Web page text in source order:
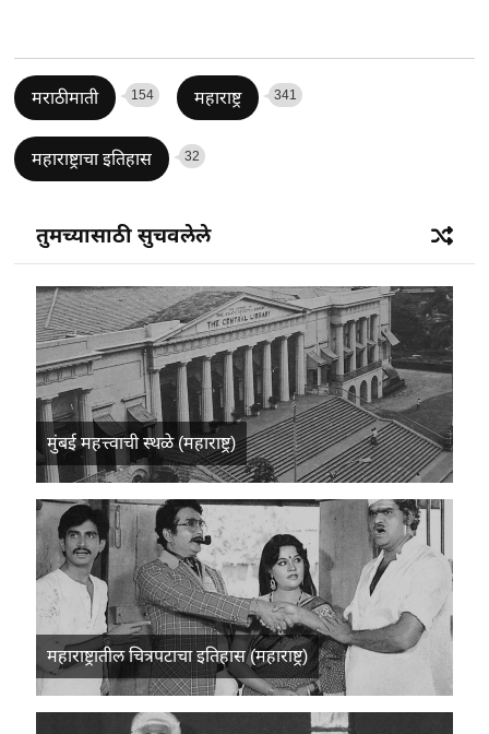
मराठीमाती 154 महाराष्ट्र 341
महाराष्ट्राचा इतिहास 32
तुमच्यासाठी सुचवलेले
मुंबई महत्त्वाची स्थळे (महाराष्ट्र)
महाराष्ट्रातील चित्रपटाचा इतिहास (महाराष्ट्र)